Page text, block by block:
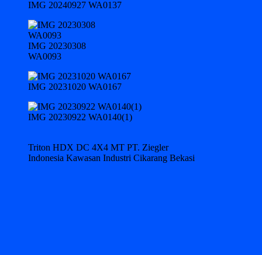
IMG 20240927 WA0137
IMG 20230308
WA0093
IMG 20231020 WA0167
IMG 20230922 WA0140(1)
Triton HDX DC 4X4 MT PT. Ziegler
Indonesia Kawasan Industri Cikarang Bekasi